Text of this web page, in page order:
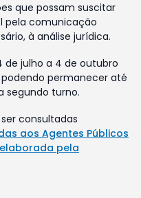
que possam suscitar
pela comunicação
à análise jurídica.
de julho a 4 de outubro
permanecer até
segundo turno.
consultadas
aos Agentes Públicos
elaborada pela